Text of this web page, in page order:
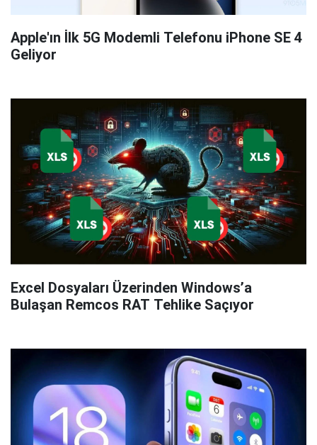
Apple'ın İlk 5G Modemli Telefonu iPhone SE 4
Geliyor
Excel Dosyaları Üzerinden Windows’a
Bulaşan Remcos RAT Tehlike Saçıyor